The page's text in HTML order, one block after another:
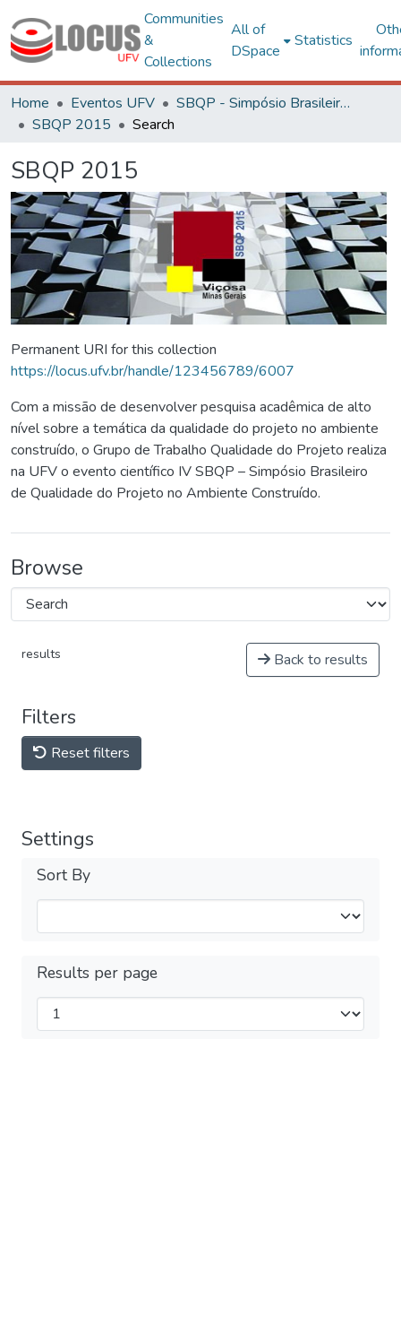
Communities
&
Collections
All of
DSpace
Statistics
Home Eventos UFV
SBQP - Simpósio Brasileiro de Qualidade do Projeto no Ambiente Construído
SBQP 2015
Search
SBQP 2015
Permanent URI for this collection
https://locus.ufv.br/handle/123456789/6007
Com a missão de desenvolver pesquisa acadêmica de alto
nível sobre a temática da qualidade do projeto no ambiente
construído, o Grupo de Trabalho Qualidade do Projeto realiza
na UFV o evento científico IV SBQP – Simpósio Brasileiro
de Qualidade do Projeto no Ambiente Construído.
Browse
results Back to results
Filters
Reset filters
Settings
Sort By
Results per page